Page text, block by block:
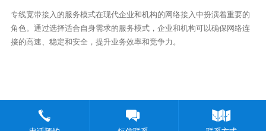
专线宽带接入的服务模式在现代企业和机构的网络接入中扮演着重要的
角色。通过选择适合自身需求的服务模式，企业和机构可以确保网络连
接的高速、稳定和安全，提升业务效率和竞争力。